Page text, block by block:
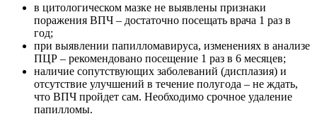
в цитологическом мазке не выявлены признаки
поражения ВПЧ – достаточно посещать врача 1 раз в
год;
при выявлении папилломавируса, изменениях в анализе
ПЦР – рекомендовано посещение 1 раз в 6 месяцев;
наличие сопутствующих заболеваний (дисплазия) и
отсутствие улучшений в течение полугода – не ждать,
что ВПЧ пройдет сам. Необходимо срочное удаление
папилломы.